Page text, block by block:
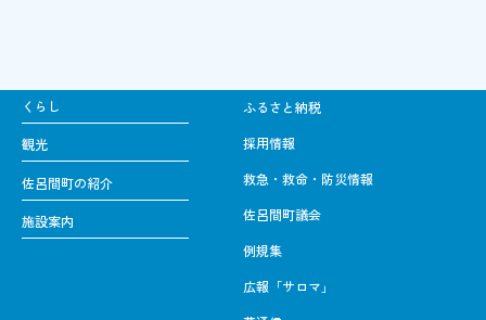
くらし
観光
佐呂間町の紹介
施設案内
ふるさと納税
採用情報
救急・救命・防災情報
佐呂間町議会
例規集
広報「サロマ」